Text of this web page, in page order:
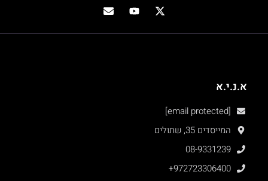
א.נ.י.א
[email protected]
המייסדים 35, שתולים
08-9331239
+972723306400